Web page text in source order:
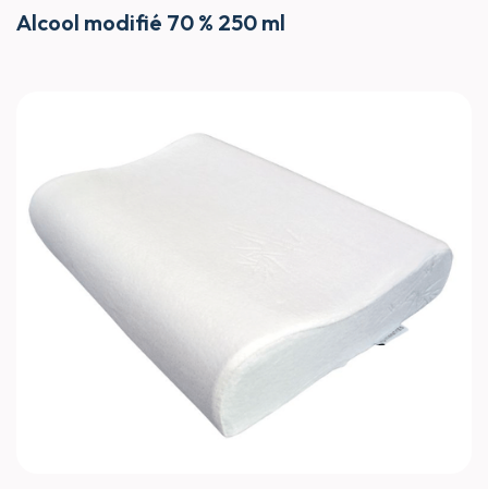
Alcool modifié 70 % 250 ml